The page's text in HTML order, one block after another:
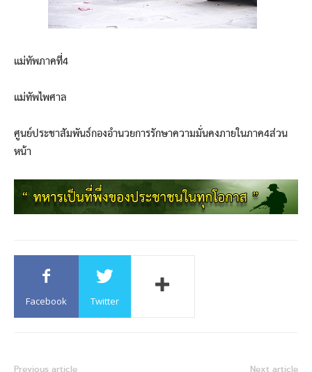
แม่ทัพภาคที่4
แม่ทัพไพศาล
ศูนย์ประชาสัมพันธ์กองอำนวยการรักษาความมั่นคงภายในภาค4ส่วน
หน้า
Facebook Twitter
Previous article Next article